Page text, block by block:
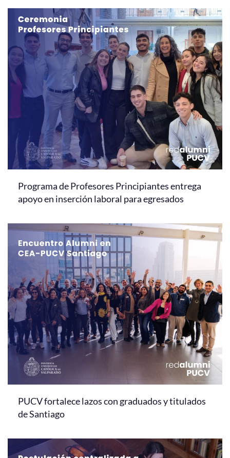
Programa de Profesores Principiantes entrega
apoyo en inserción laboral para egresados
PUCV fortalece lazos con graduados y titulados
de Santiago